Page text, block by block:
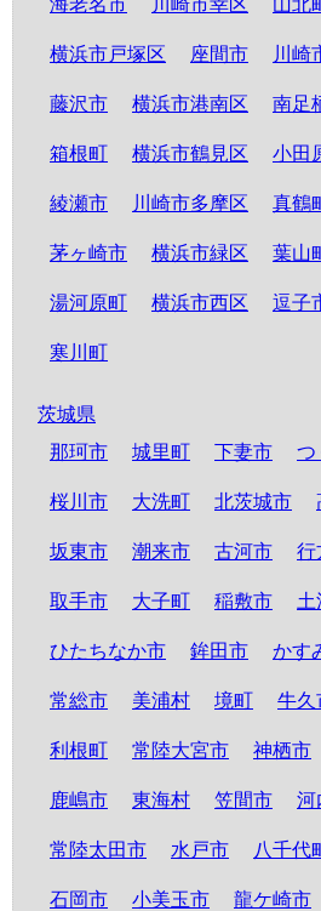
海老名市 川崎市幸区 山北町
横浜市戸塚区 座間市 川崎
藤沢市 横浜市港南区 南足
箱根町 横浜市鶴見区 小田
綾瀬市 川崎市多摩区 真鶴
茅ヶ崎市 横浜市緑区 葉山
湯河原町 横浜市西区 逗子
寒川町
茨城県
那珂市
城里町 下妻市 つ
桜川市 大洗町 北茨城市
坂東市 潮来市 古河市 行
取手市 大子町 稲敷市 土
ひたちなか市 鉾田市 かす
常総市 美浦村 境町 牛久
利根町 常陸大宮市 神栖市
鹿嶋市 東海村 笠間市 河
常陸太田市 水戸市 八千代
石岡市 小美玉市 龍ケ崎市